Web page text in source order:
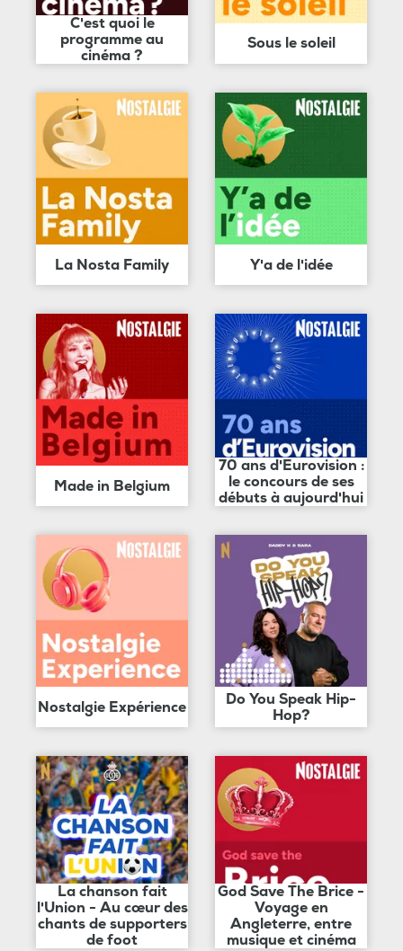
C'est quoi le
programme au
cinéma ?
Sous le soleil
La Nosta Family Y'a de l'idée
Made in Belgium
70 ans d'Eurovision :
le concours de ses
débuts à aujourd'hui
Nostalgie Expérience
Do You Speak Hip-
Hop?
La chanson fait
l'Union - Au cœur des
chants de supporters
de foot
God Save The Brice -
Voyage en
Angleterre, entre
musique et cinéma